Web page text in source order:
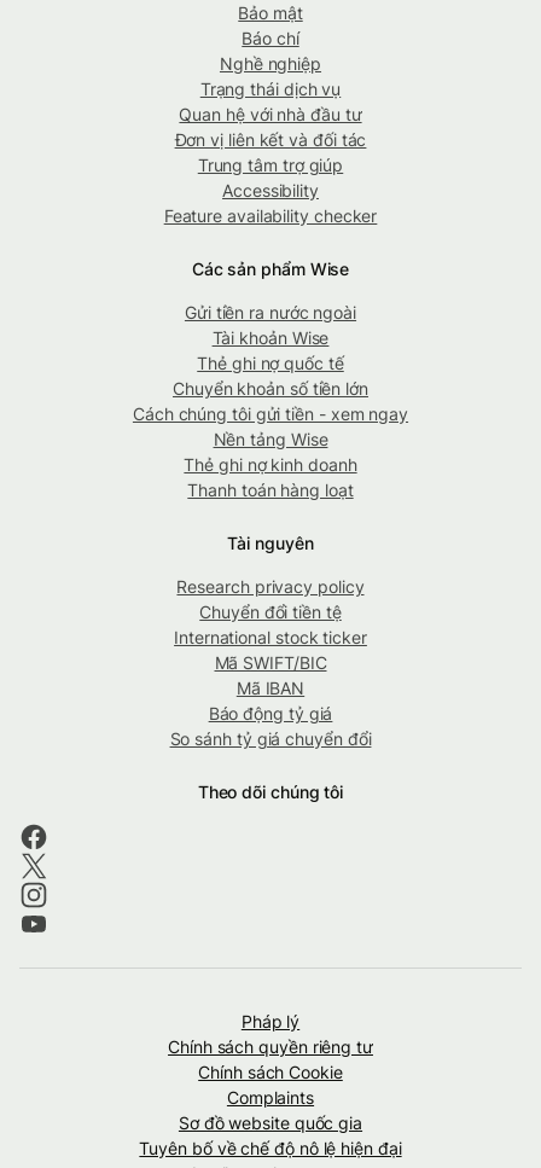
Bảo mật
Báo chí
Nghề nghiệp
Trạng thái dịch vụ
Quan hệ với nhà đầu tư
Đơn vị liên kết và đối tác
Trung tâm trợ giúp
Accessibility
Feature availability checker
Các sản phẩm Wise
Gửi tiền ra nước ngoài
Tài khoản Wise
Thẻ ghi nợ quốc tế
Chuyển khoản số tiền lớn
Cách chúng tôi gửi tiền - xem ngay
Nền tảng Wise
Thẻ ghi nợ kinh doanh
Thanh toán hàng loạt
Tài nguyên
Research privacy policy
Chuyển đổi tiền tệ
International stock ticker
Mã SWIFT/BIC
Mã IBAN
Báo động tỷ giá
So sánh tỷ giá chuyển đổi
Theo dõi chúng tôi
Pháp lý
Chính sách quyền riêng tư
Chính sách Cookie
Complaints
Sơ đồ website quốc gia
Tuyên bố về chế độ nô lệ hiện đại